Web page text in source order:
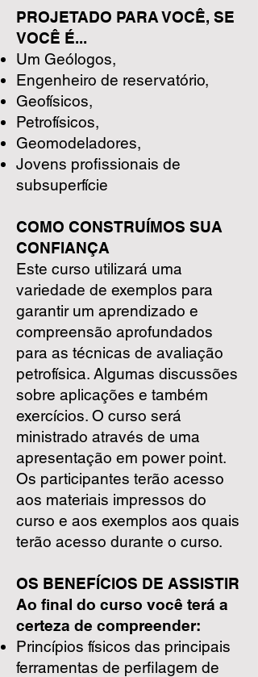
PROJETADO PARA VOCÊ, SE
VOCÊ É...
Um Geólogos,
Engenheiro de reservatório,
Geofísicos,
Petrofísicos,
Geomodeladores,
Jovens profissionais de
subsuperfície
COMO CONSTRUÍMOS SUA
CONFIANÇA
Este curso utilizará uma
variedade de exemplos para
garantir um aprendizado e
compreensão aprofundados
para as técnicas de avaliação
petrofísica. Algumas discussões
sobre aplicações e também
exercícios. O curso será
ministrado através de uma
apresentação em power point.
Os participantes terão acesso
aos materiais impressos do
curso e aos exemplos aos quais
terão acesso durante o curso.
OS BENEFÍCIOS DE ASSISTIR
Ao final do curso você terá a
certeza de compreender:
Princípios físicos das principais
ferramentas de perfilagem de